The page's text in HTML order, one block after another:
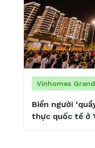
Vinhomes
Biển người
thực quốc tế ở